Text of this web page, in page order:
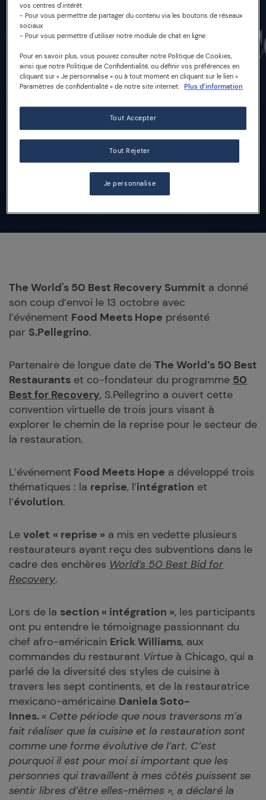
50 BEST RESTAURANTS
#SOUTENEZLESRESTAURANTS
le 50 Best Recovery
Summit
Read the article
The World's 50 Best Recovery Summit a donné
son coup d’envoi le 13 octobre avec
l’événement Food Meets Hope présenté
par S.Pellegrino.
Partenaire de longue date de The World’s 50 Best
Restaurants et co-fondateur du programme 50
Best for Recovery, S.Pellegrino a ouvert cette
convention virtuelle de trois jours visant à
explorer le chemin de la reprise pour le secteur de
la restauration.
L’événement Food Meets Hope a développé trois
thématiques : la reprise, l’intégration et
l’évolution.
Le volet « reprise » a mis en vedette plusieurs
restaurateurs ayant reçu des subventions dans le
cadre des enchères World’s 50 Best Bid for
Recovery.
Lors de la section « intégration », les participants
ont pu entendre le témoignage passionnant du
chef afro-américain Erick Williams, aux
commandes du restaurant Virtue à Chicago, qui a
parlé de la diversité des styles de cuisine à
travers les sept continents, et de la restauratrice
mexicano-américaine Daniela Soto-
Innes. « Cette période que nous traversons m’a
fait réaliser que la cuisine et la restauration sont
comme une forme évolutive de l’art. C’est
pourquoi il est pour moi si important que les
personnes qui travaillent à mes côtés puissent se
sentir libres d’être elles-mêmes », a déclaré la
vos centres d'intérêt
- Pour vous permettre de partager du contenu via les boutons de réseaux
sociaux
- Pour vous permettre d'utiliser notre module de chat en ligne
Pour en savoir plus, vous pouvez consulter notre Politique de Cookies,
ainsi que notre Politique de Confidentialité, ou définir vos préférences en
cliquant sur « Je personnalise » ou à tout moment en cliquant sur le lien «
Paramètres de confidentialité » de notre site internet. Plus d’information
Tout Rejeter
Tout Accepter
Je personnalise